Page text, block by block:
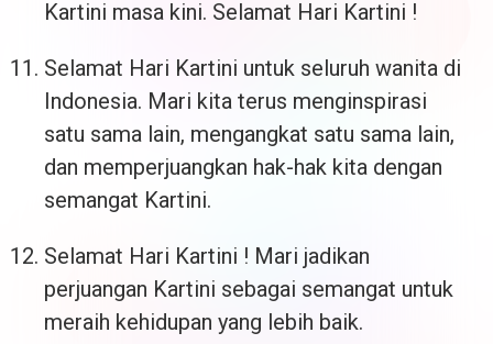
Kartini masa kini. Selamat Hari Kartini !
Selamat Hari Kartini untuk seluruh wanita di
Indonesia. Mari kita terus menginspirasi
satu sama lain, mengangkat satu sama lain,
dan memperjuangkan hak-hak kita dengan
semangat Kartini.
Selamat Hari Kartini ! Mari jadikan
perjuangan Kartini sebagai semangat untuk
meraih kehidupan yang lebih baik.